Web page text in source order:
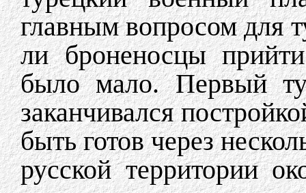
главным вопросом для
ли броненосцы
было мало. Первый
заканчивался
быть готов через
русской территории